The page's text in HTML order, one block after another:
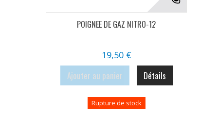
POIGNEE DE GAZ NITRO-12
19,50 €
Ajouter au panier Détails
Rupture de stock